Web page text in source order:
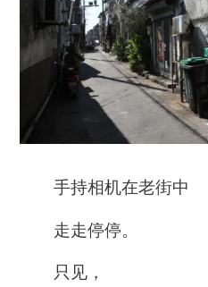
手持相机在老街中
走走停停。
只见，